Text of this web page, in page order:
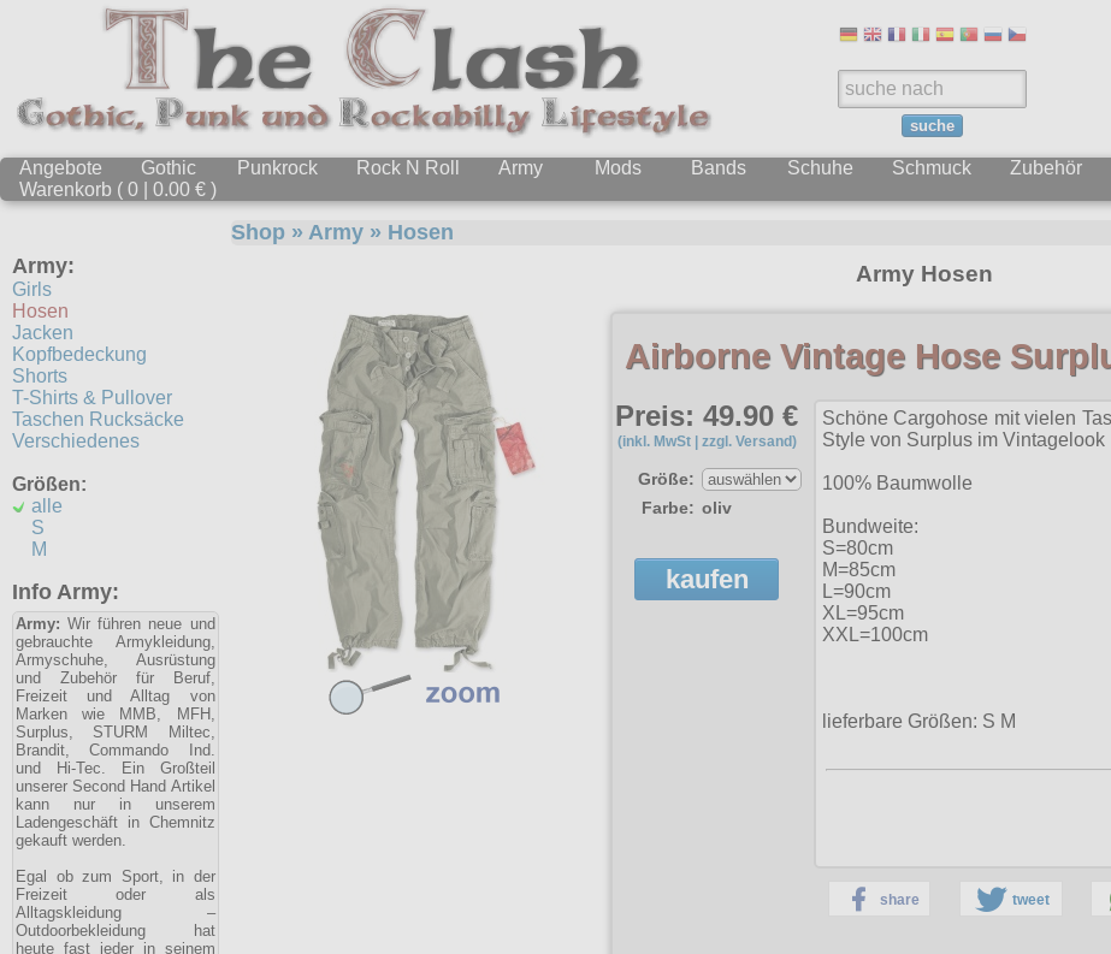
suche
Angebote Gothic Punkrock Rock N Roll Army Mods Bands Schuhe Schmuck Zubehör
Warenkorb ( 0 | 0.00 € )
Army:
Girls
Hosen
Jacken
Kopfbedeckung
Shorts
T-Shirts & Pullover
Taschen Rucksäcke
Verschiedenes
Größen:
alle
S
M
Info Army:
Army: Wir führen neue und
gebrauchte Armykleidung,
Armyschuhe, Ausrüstung
und Zubehör für Beruf,
Freizeit und Alltag von
Marken wie MMB, MFH,
Surplus, STURM Miltec,
Brandit, Commando Ind.
und Hi-Tec. Ein Großteil
unserer Second Hand Artikel
kann nur in unserem
Ladengeschäft in Chemnitz
gekauft werden.
Egal ob zum Sport, in der
Freizeit oder als
Alltagskleidung –
Outdoorbekleidung hat
heute fast jeder in seinem
Shop » Army» Hosen
Army Hosen
Airborne Vintage Hose
Preis: 49.90 €
(inkl. MwSt | zzgl. Versand)
Größe:
Farbe: oliv
kaufen
Schöne Cargohose mit vielen
Style von Surplus im Vintagelook
100% Baumwolle
Bundweite:
S=80cm
M=85cm
L=90cm
XL=95cm
XXL=100cm
lieferbare Größen: S M
share tweet